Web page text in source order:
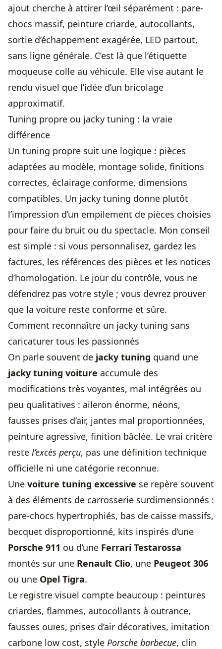
ajout cherche à attirer l’œil séparément : pare-
chocs massif, peinture criarde, autocollants,
sortie d’échappement exagérée, LED partout,
sans ligne générale. C’est là que l’étiquette
moqueuse colle au véhicule. Elle vise autant le
rendu visuel que l’idée d’un bricolage
approximatif.
Tuning propre ou jacky tuning : la vraie
différence
Un tuning propre suit une logique : pièces
adaptées au modèle, montage solide, finitions
correctes, éclairage conforme, dimensions
compatibles. Un jacky tuning donne plutôt
l’impression d’un empilement de pièces choisies
pour faire du bruit ou du spectacle. Mon conseil
est simple : si vous personnalisez, gardez les
factures, les références des pièces et les notices
d’homologation. Le jour du contrôle, vous ne
défendrez pas votre style ; vous devrez prouver
que la voiture reste conforme et sûre.
Comment reconnaître un jacky tuning sans
caricaturer tous les passionnés
On parle souvent de jacky tuning quand une
jacky tuning voiture accumule des
modifications très voyantes, mal intégrées ou
peu qualitatives : aileron énorme, néons,
fausses prises d’air, jantes mal proportionnées,
peinture agressive, finition bâclée. Le vrai critère
reste l’excès perçu, pas une définition technique
officielle ni une catégorie reconnue.
Une voiture tuning excessive se repère souvent
à des éléments de carrosserie surdimensionnés :
pare-chocs hypertrophiés, bas de caisse massifs,
becquet disproportionné, kits inspirés d’une
Porsche 911 ou d’une Ferrari Testarossa
montés sur une Renault Clio, une Peugeot 306
ou une Opel Tigra.
Le registre visuel compte beaucoup : peintures
criardes, flammes, autocollants à outrance,
fausses ouïes, prises d’air décoratives, imitation
carbone low cost, style Porsche barbecue, clin